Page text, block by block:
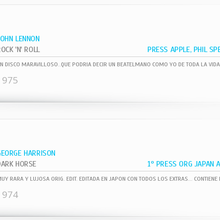
LENNON
'N' ROLL
HARRISON
HORSE